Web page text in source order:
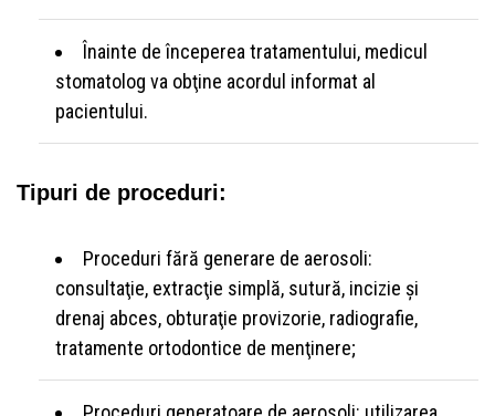
Înainte de începerea tratamentului, medicul
stomatolog va obţine acordul informat al
pacientului.
Tipuri de proceduri:
Proceduri fără generare de aerosoli:
consultaţie, extracţie simplă, sutură, incizie şi
drenaj abces, obturaţie provizorie, radiografie,
tratamente ortodontice de menţinere;